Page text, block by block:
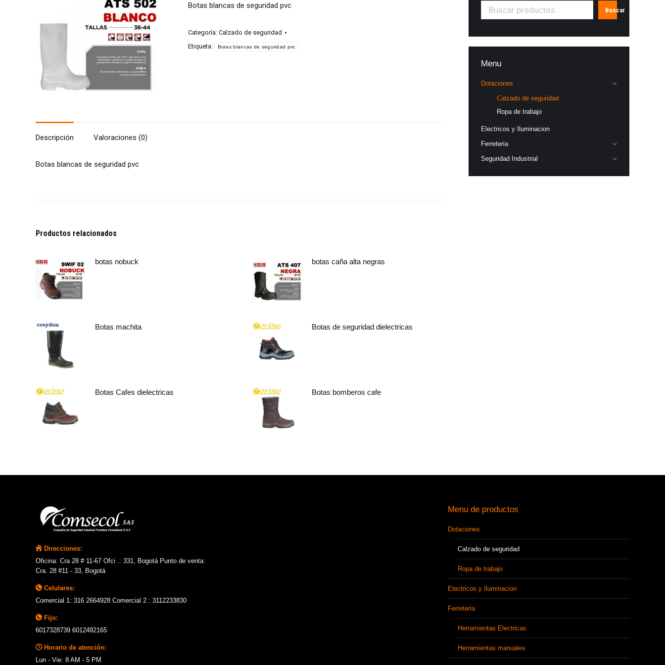
Botas blancas de seguridad pvc
Categoría: Calzado de seguridad
Etiqueta:
Botas blancas de seguridad pvc
Descripción Valoraciones (0)
Botas blancas de seguridad pvc
Productos relacionados
botas nobuck botas caña alta negras
Botas machita Botas de seguridad dielectricas
Botas Cafes dielectricas Botas bomberos cafe
Buscar
Menu
Dotaciones
Calzado de seguridad
Ropa de trabajo
Electricos y Iluminacion
Ferreteria
Seguridad Industrial
Direcciones:
Oficina: Cra 28 # 11-67 Ofci .: 331, Bogotá Punto de venta:
Cra. 28 #11 - 33, Bogotá
Celulares:
Comercial 1: 316 2664928 Comercial 2 : 3112233830
Fijo:
6017328739 6012492165
Horario de atención:
Lun - Vie: 8 AM - 5 PM
Menu de productos
Dotaciones
Calzado de seguridad
Ropa de trabajo
Electricos y Iluminacion
Ferreteria
Herramientas Electricas
Herramientas manuales